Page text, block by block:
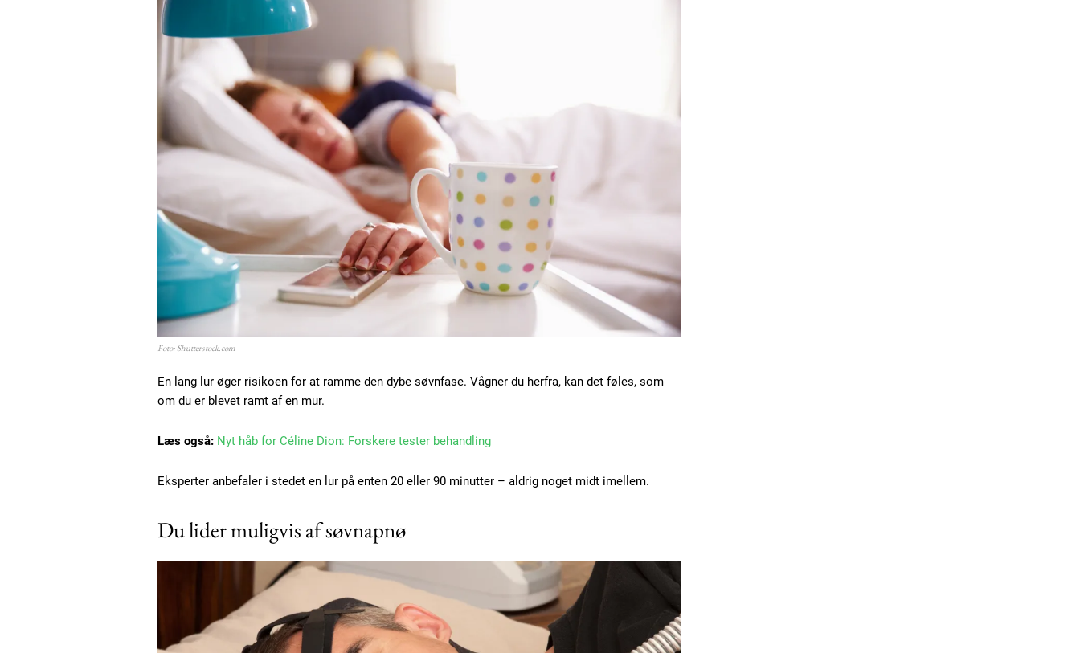
Foto: Shutterstock.com
En lang lur øger risikoen for at ramme den dybe søvnfase. Vågner du herfra, kan det føles, som
om du er blevet ramt af en mur.
Læs også: Nyt håb for Céline Dion: Forskere tester behandling
Eksperter anbefaler i stedet en lur på enten 20 eller 90 minutter – aldrig noget midt imellem.
Du lider muligvis af søvnapnø